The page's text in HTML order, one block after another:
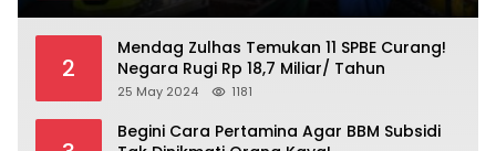
2
Mendag Zulhas Temukan 11 SPBE Curang!
Negara Rugi Rp 18,7 Miliar/ Tahun
25 May 2024 1181
Begini Cara Pertamina Agar BBM Subsidi